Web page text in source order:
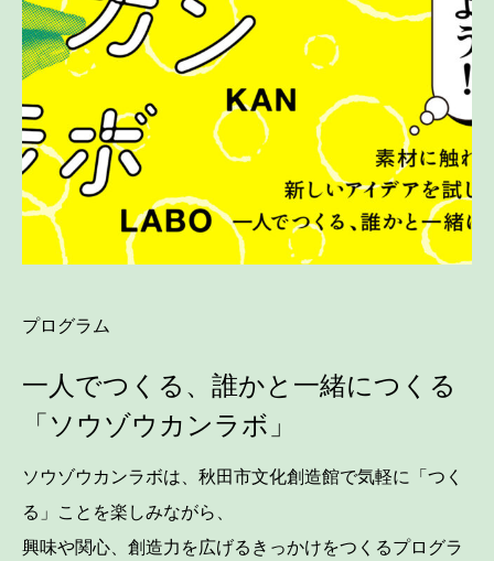
プログラム
一人でつくる、誰かと一緒につくる
「ソウゾウカンラボ」
ソウゾウカンラボは、秋田市文化創造館で気軽に「つく
る」ことを楽しみながら、
興味や関心、創造力を広げるきっかけをつくるプログラ